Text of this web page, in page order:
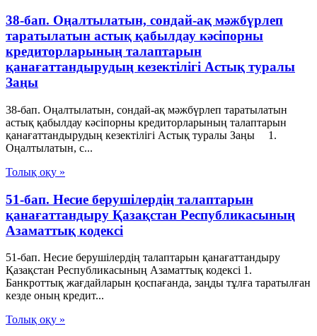
38-бап. Оңалтылатын, сондай-ақ мәжбүрлеп
таратылатын астық қабылдау кәсiпорны
кредиторларының талаптарын
қанағаттандырудың кезектiлiгi Астық туралы
Заңы
38-бап. Оңалтылатын, сондай-ақ мәжбүрлеп таратылатын
астық қабылдау кәсiпорны кредиторларының талаптарын
қанағаттандырудың кезектiлiгi Астық туралы Заңы 1.
Оңалтылатын, с...
Толық оқу »
51-бап. Несие берушiлердiң талаптарын
қанағаттандыру Қазақстан Республикасының
Азаматтық кодексi
51-бап. Несие берушiлердiң талаптарын қанағаттандыру
Қазақстан Республикасының Азаматтық кодексi 1.
Банкроттық жағдайларын қоспағанда, заңды тұлға таратылған
кезде оның кредит...
Толық оқу »